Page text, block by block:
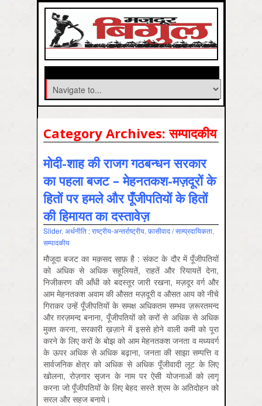
Category Archives:सम्‍पादकीय
मोदी-शाह की राजग गठबन्धन सरकार
का पहला बजट – मेहनतकश-मज़दूरों के
हितों पर हमले और पूँजीपतियों के हितों
की हिमायत का दस्तावेज़
Slider, अर्थनीति : राष्‍ट्रीय-अन्‍तर्राष्‍ट्रीय, फ़ासीवाद / साम्‍प्रदायिकता,
सम्‍पादकीय
मौजूदा बजट का मक़सद साफ़ है : संकट के दौर में पूँजीपतियों
को अधिक से अधिक सहूलियतें, राहतें और रियायतें देना,
निजीकरण की आँधी को बदस्तूर जारी रखना, मज़दूर वर्ग और
आम मेहनतकश अवाम की औसत मज़दूरी व औसत आय को नीचे
गिराकर उन्हें पूँजीपतियों के समक्ष अधिकतम सम्भव ज़रूरतमन्द
और ग़रज़मन्द बनाना, पूँजीपतियों को करों से अधिक से अधिक
मुक्त करना, सरकारी ख़ज़ाने में इससे होने वाली कमी को पूरा
करने के लिए करों के बोझ को आम मेहनतकश जनता व मध्यवर्ग
के ऊपर अधिक से अधिक बढ़ाना, जनता की साझा सम्पत्ति व
सार्वजनिक क्षेत्र को अधिक से अधिक पूँजीवादी लूट के लिए
खोलना, रोज़गार सृजन के नाम पर ऐसी योजनाओं को लागू
करना जो पूँजीपतियों के लिए बेहद सस्ते श्रम के अतिदोहन को
सरल और सहज बनाये।